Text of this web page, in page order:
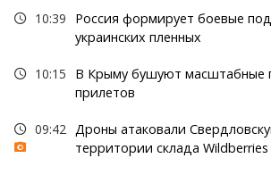
10:39
Россия формирует боевые
украинских пленных
10:15
В Крыму бушуют масштабные
прилетов
09:42 Дроны атаковали
территории склада